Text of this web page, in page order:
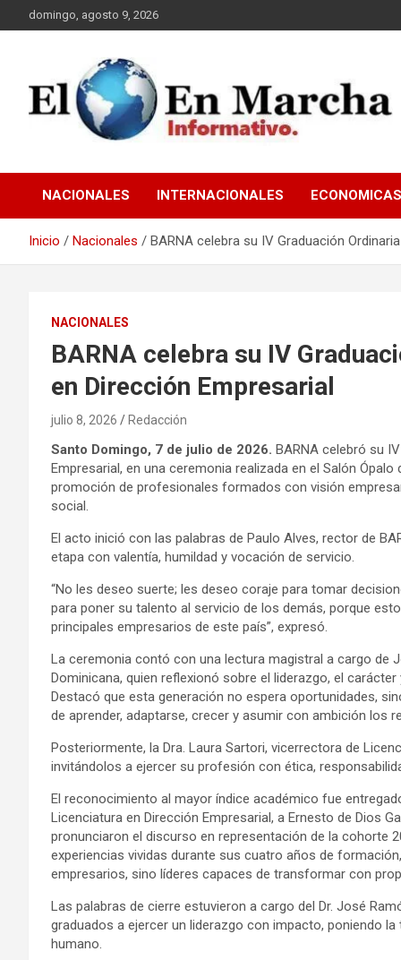
al
domingo, agosto 9, 2026
elmundoenmarcha.net
NACIONALES INTERNACIONALES ECONOMICAS
Inicio Nacionales BARNA celebra su IV Graduación
NACIONALES
BARNA celebra su IV
en Dirección Empresarial
julio 8, 2026 Redacción
Santo Domingo, 7 de julio de 2026. BARNA celebró su
Empresarial, en una ceremonia realizada en el Salón
promoción de profesionales formados con visión
social.
El acto inició con las palabras de Paulo Alves, rector de
etapa con valentía, humildad y vocación de servicio.
“No les deseo suerte; les deseo coraje para tomar
para poner su talento al servicio de los demás, porque
principales empresarios de este país”, expresó.
La ceremonia contó con una lectura magistral a cargo de
Dominicana, quien reflexionó sobre el liderazgo, el
Destacó que esta generación no espera oportunidades,
de aprender, adaptarse, crecer y asumir con ambición los
Posteriormente, la Dra. Laura Sartori, vicerrectora de
invitándolos a ejercer su profesión con ética,
El reconocimiento al mayor índice académico fue
Licenciatura en Dirección Empresarial, a Ernesto de Dios
pronunciaron el discurso en representación de la cohorte
experiencias vividas durante sus cuatro años de
empresarios, sino líderes capaces de transformar con
Las palabras de cierre estuvieron a cargo del Dr. José
graduados a ejercer un liderazgo con impacto, poniendo
humano.